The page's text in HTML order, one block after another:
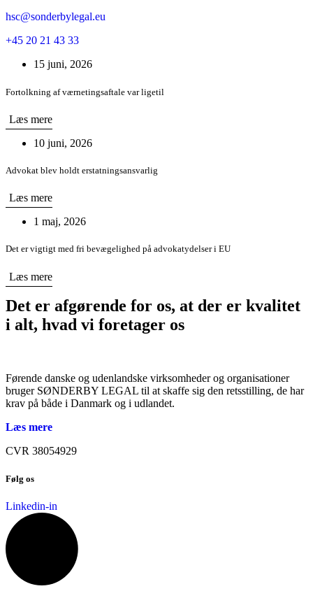
hsc@sonderbylegal.eu
+45 20 21 43 33
15 juni, 2026
Fortolkning af værnetingsaftale var ligetil
Læs mere
10 juni, 2026
Advokat blev holdt erstatningsansvarlig
Læs mere
1 maj, 2026
Det er vigtigt med fri bevægelighed på advokatydelser i EU
Læs mere
Det er afgørende for os, at der er kvalitet
i alt, hvad vi foretager os
Førende danske og udenlandske virksomheder og organisationer
bruger SØNDERBY LEGAL til at skaffe sig den retsstilling, de har
krav på både i Danmark og i udlandet.
Læs mere
CVR 38054929
Følg os
Linkedin-in